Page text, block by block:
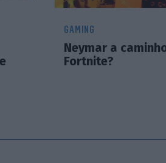
GAMING
Neymar a
Fortnite?